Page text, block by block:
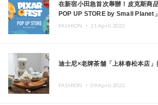
在新宿小田急首次舉辦！皮克斯商
POP UP STORE by Small Planet」
FASHION ・ 21.April.2022
迪士尼×老牌茶舗「上林春松本店
FASHION ・09.April.2022